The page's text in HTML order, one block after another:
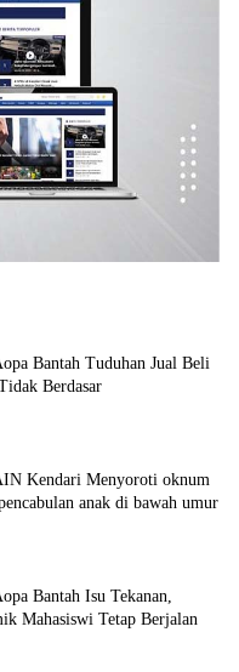
Bantah Tuduhan Jual Beli
Berdasar
Kendari Menyoroti oknum
anak di bawah umur
Bantah Isu Tekanan,
Mahasiswi Tetap Berjalan